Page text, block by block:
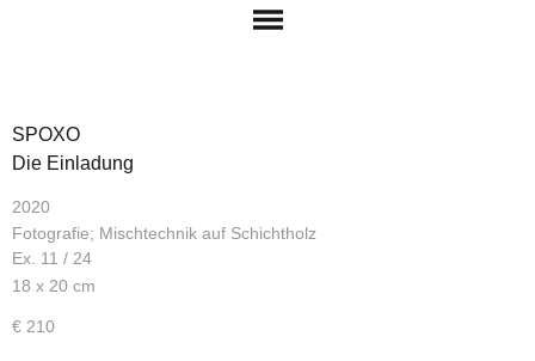
SPOXO
Die Einladung
2020
Fotografie; Mischtechnik auf Schichtholz
Ex. 11 / 24
18 x 20 cm
€ 210